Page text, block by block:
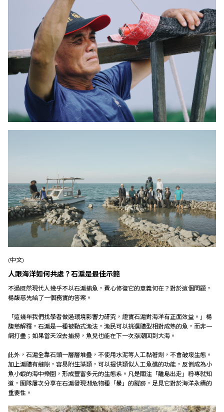
(中文)
人跟海洋如何共處？石滬是最佳示範
不過既然現代人幾乎不以石滬捕魚，費心修復它的意義何在？對於這個問題，
楊馥慈先給了一個務實的答案。
「這幾年我們找學者做過環境影響力研究，證實石滬對海洋有正面效益。」楊
馥慈解釋，石滬是一種被動式漁法，漁民可以挑選體型相對成熟的魚，而非一
網打盡；如果當天沒去捕撈，魚兒也能在下一次漲潮回到大海。
此外，石滬全靠石頭一層層堆疊，不使用水泥等人工黏著劑，不會破壞生態。
加上滬體有縫隙，容易附生藻類，可以提供類似人工魚礁的功能，反倒成為小
魚小蝦的海中樂園，形成豐富多元的生態系。凡是關注「離島出走」粉專就知
道，團隊屢次分享在石滬發現瀕危物種「鱟」的蹤跡，足見它對於海洋永續的
重要性。